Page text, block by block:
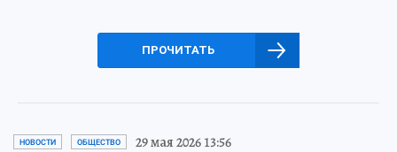
ПРОЧИТАТЬ
НОВОСТИ ОБЩЕСТВО 29 мая 2026 13:56